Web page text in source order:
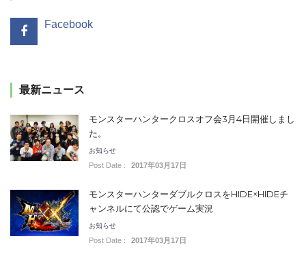
Facebook
最新ニュース
モンスターハンタークロスオフ会3月4日開催しまし
た。
お知らせ
Post Date : 2017年03月17日
モンスターハンターダブルクロスをHIDE×HIDEチ
ャンネルにて公認でゲーム実況
お知らせ
Post Date : 2017年03月17日